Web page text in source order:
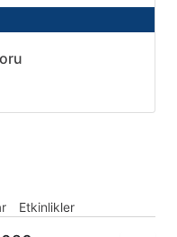
Etkinlikler